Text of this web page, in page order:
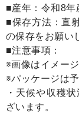
■産年：令和8年
■保存方法：直
の保存をお願い
■注意事項：
※画像はイメージ
※パッケージは
・天候や収穫
ざいます。